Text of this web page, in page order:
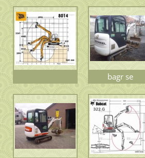
bagr se
zataženými pásy